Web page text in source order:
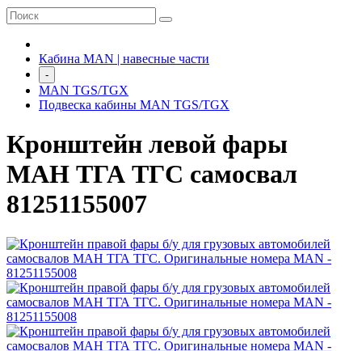
Кабина MAN | навесные части
-
MAN TGS/TGX
Подвеска кабины MAN TGS/TGX
Кронштейн левой фары
МАН ТГА ТГС самосвал
81251155007